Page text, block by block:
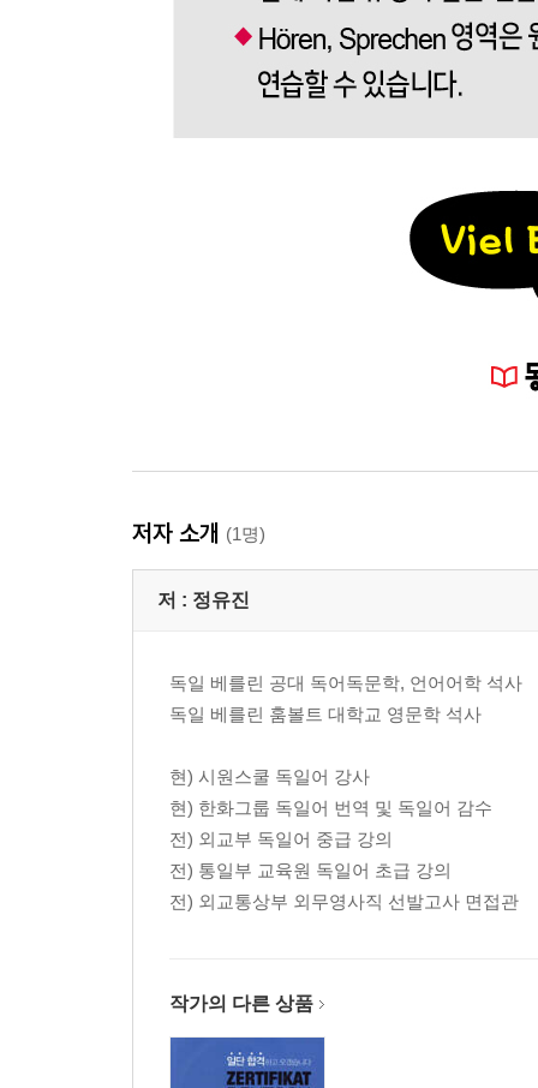
저자 소개 (1명)
저 : 정유진
독일 베를린 공대 독어독문학, 언어어학 석사
독일 베를린 훔볼트 대학교 영문학 석사
현) 시원스쿨 독일어 강사
현) 한화그룹 독일어 번역 및 독일어 감수
전) 외교부 독일어 중급 강의
전) 통일부 교육원 독일어 초급 강의
전) 외교통상부 외무영사직 선발고사 면접관
작가의 다른 상품